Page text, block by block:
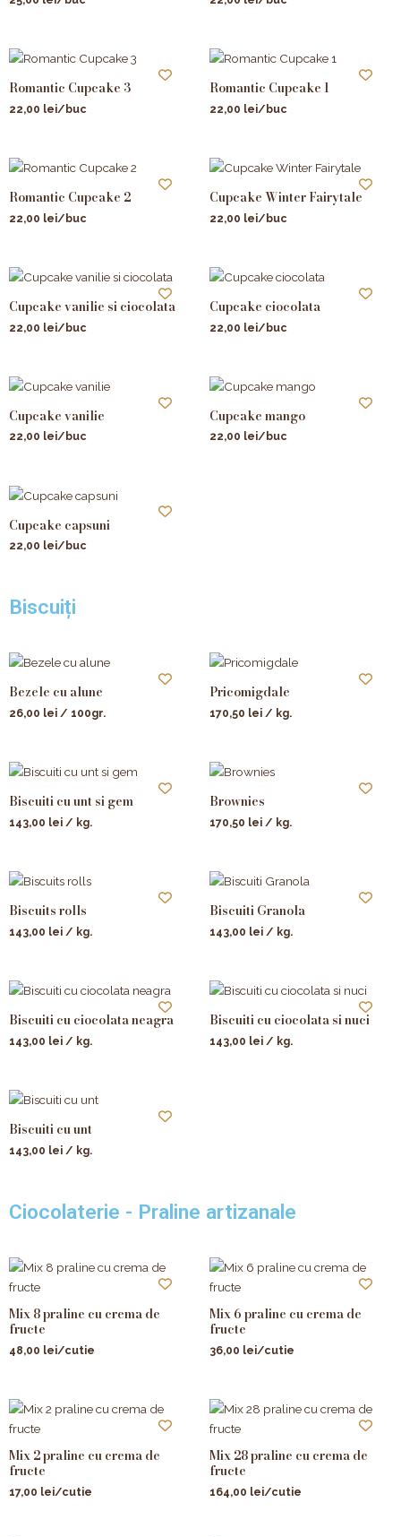
Romantic Cupcake 3
22,00 lei/buc
Romantic Cupcake 1
22,00 lei/buc
Romantic Cupcake 2
22,00 lei/buc
Cupcake Winter Fairytale
22,00 lei/buc
Cupcake vanilie si ciocolata
22,00 lei/buc
Cupcake ciocolata
22,00 lei/buc
Cupcake vanilie
22,00 lei/buc
Cupcake mango
22,00 lei/buc
Cupcake capsuni
22,00 lei/buc
Biscuiți
Bezele cu alune
26,00 lei / 100gr.
Pricomigdale
170,50 lei / kg.
Biscuiti cu unt si gem
143,00 lei / kg.
Brownies
170,50 lei / kg.
Biscuits rolls
143,00 lei / kg.
Biscuiti Granola
143,00 lei / kg.
Biscuiti cu ciocolata neagra
143,00 lei / kg.
Biscuiti cu ciocolata si nuci
143,00 lei / kg.
Biscuiti cu unt
143,00 lei / kg.
Ciocolaterie - Praline artizanale
Mix 8 praline cu crema de
fructe
48,00 lei/cutie
Mix 6 praline cu crema de
fructe
36,00 lei/cutie
Mix 2 praline cu crema de
fructe
17,00 lei/cutie
Mix 28 praline cu crema de
fructe
164,00 lei/cutie